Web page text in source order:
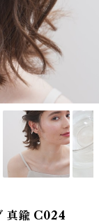
真鍮 C024